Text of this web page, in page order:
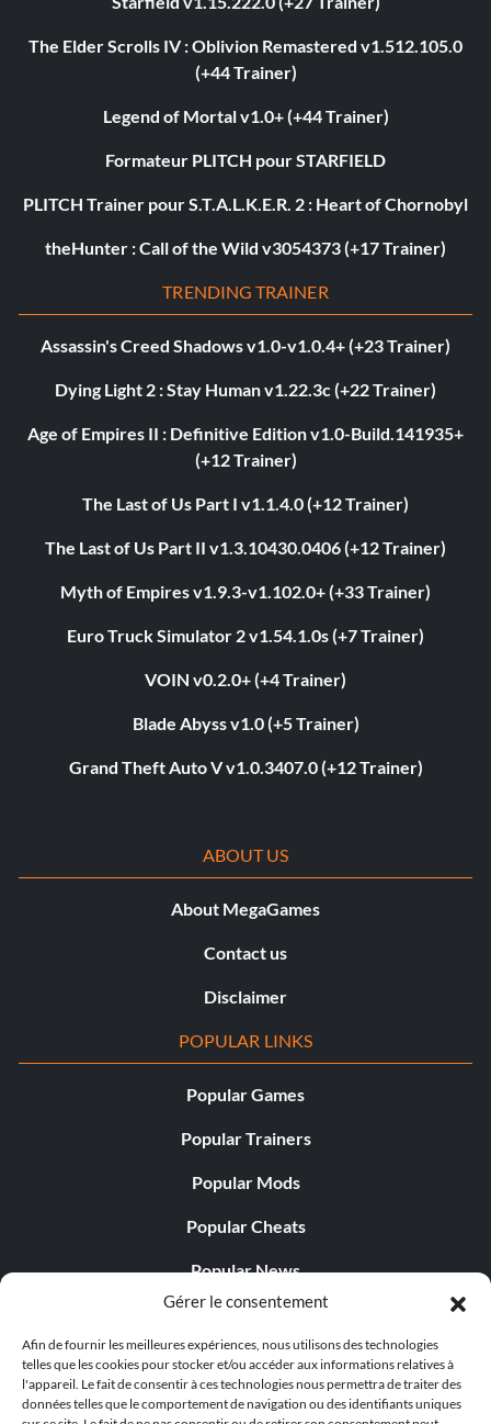
Gérer le consentement
Afin de fournir les meilleures expériences, nous utilisons des technologies
telles que les cookies pour stocker et/ou accéder aux informations relatives à
l'appareil. Le fait de consentir à ces technologies nous permettra de traiter des
données telles que le comportement de navigation ou des identifiants uniques
The Elder Scrolls IV : Oblivion Remastered v1.512.105.0
(+44 Trainer)
Legend of Mortal v1.0+ (+44 Trainer)
Formateur PLITCH pour STARFIELD
PLITCH Trainer pour S.T.A.L.K.E.R. 2 : Heart of Chornobyl
theHunter : Call of the Wild v3054373 (+17 Trainer)
TRENDING TRAINER
Assassin's Creed Shadows v1.0-v1.0.4+ (+23 Trainer)
Dying Light 2 : Stay Human v1.22.3c (+22 Trainer)
Age of Empires II : Definitive Edition v1.0-Build.141935+
(+12 Trainer)
The Last of Us Part I v1.1.4.0 (+12 Trainer)
The Last of Us Part II v1.3.10430.0406 (+12 Trainer)
Myth of Empires v1.9.3-v1.102.0+ (+33 Trainer)
Euro Truck Simulator 2 v1.54.1.0s (+7 Trainer)
VOIN v0.2.0+ (+4 Trainer)
Blade Abyss v1.0 (+5 Trainer)
Grand Theft Auto V v1.0.3407.0 (+12 Trainer)
ABOUT US
About MegaGames
Contact us
Disclaimer
POPULAR LINKS
Popular Games
Popular Trainers
Popular Mods
Popular Cheats
Popular News
Popular Editorials
Popular Free Games
LATEST UPDATES